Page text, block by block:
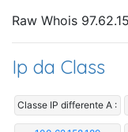
Raw Whois
Ip da Class
Classe IP differente A :